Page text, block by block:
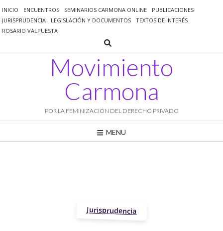
al
contenido
INICIO ENCUENTROS SEMINARIOS CARMONA ONLINE
PUBLICACIONES
JURISPRUDENCIA
LEGISLACIÓN Y DOCUMENTOS
TEXTOS DE INTERÉS
ROSARIO VALPUESTA
Movimiento
Carmona
POR LA FEMINIZACIÓN DEL DERECHO PRIVADO
MENU
Jurisprudencia